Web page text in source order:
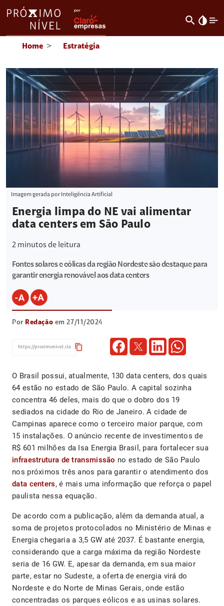
search invert_colors
Home > Estratégia
Imagem gerada por Inteligência Artificial
Energia limpa do NE vai alimentar
data centers em São Paulo
2 minutos de leitura
Fontes solares e eólicas da região Nordeste são destaque para
garantir energia renovável aos data centers
Por Redação em 27/11/2024
content_copy
O Brasil possui, atualmente, 130 data centers, dos quais
64 estão no estado de São Paulo. A capital sozinha
concentra 46 deles, mais do que o dobro dos 19
sediados na cidade do Rio de Janeiro. A cidade de
Campinas aparece como o terceiro maior parque, com
15 instalações. O anúncio recente de investimentos de
R$ 601 milhões da Isa Energia Brasil, para fortalecer sua
infraestrutura de transmissão no estado de São Paulo
nos próximos três anos para garantir o atendimento dos
data centers, é mais uma informação que reforça o papel
paulista nessa equação.
De acordo com a publicação, além da demanda atual, a
soma de projetos protocolados no Ministério de Minas e
Energia chegaria a 3,5 GW até 2037. É bastante energia,
considerando que a carga máxima da região Nordeste
seria de 16 GW. E, apesar da demanda, em sua maior
parte, estar no Sudeste, a oferta de energia virá do
Nordeste e do Norte de Minas Gerais, onde estão
concentradas os parques eólicos e as usinas solares.